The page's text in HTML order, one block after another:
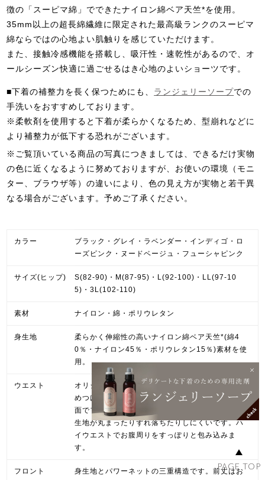
徴の「スーピマ綿」でできたナイロン綿ベア天竺*を使用。
35mm以上の超長綿繊維に限定された最高級ランクのスーピマ
綿ならではの心地よい肌触りを感じていただけます。
また、接触冷感機能を搭載し、吸汗性・速乾性があるので、オ
ールシーズン快適に過ごせるはき心地のよいショーツです。
■下着の補整力を長く保つためにも、 ランジェリーソープでの
手洗いをおすすめしております。
※柔軟剤を使用すると下着が柔らかくなるため、型崩れなどに
より補整力が低下する恐れがございます。
※ご覧頂いている商品の写真につきましては、できるだけ実物
の色に近くなるように努めておりますが、お使いの環境（モニ
ター、ブラウザ等）の違いにより、色の見え方が実物と若干異
なる場合がございます。予めご了承ください。
カラー
ブラック・グレイ・ラベンダー・インディゴ・ロ
ーズピンク・ヌードベージュ・フューシャピンク
サイズ(ヒップ)
S(82-90)・M(87-95)・L(92-100)・LL(97-10
5)・3L(102-110)
素材 ナイロン・綿・ポリウレタン
身生地
柔らかく伸縮性の高いナイロン綿ベア天竺*(綿4
0％・ナイロン45％・ポリウレタン15％)素材を使
用。
ウエスト
オリジナル細幅レースをウエスト一周使用し、締
めつけ感や段差を和らげ楽な着心地です。
面でフィットして食い込みにくく、ウエストから
生地が丸まったりずれ落ちたりしにくいです。ハ
イウエストでお腹周りをすっぽりと包み込みま
す。
フロント
身生地とパワーネットの三重構造です。前丈はお
PAGE TOP